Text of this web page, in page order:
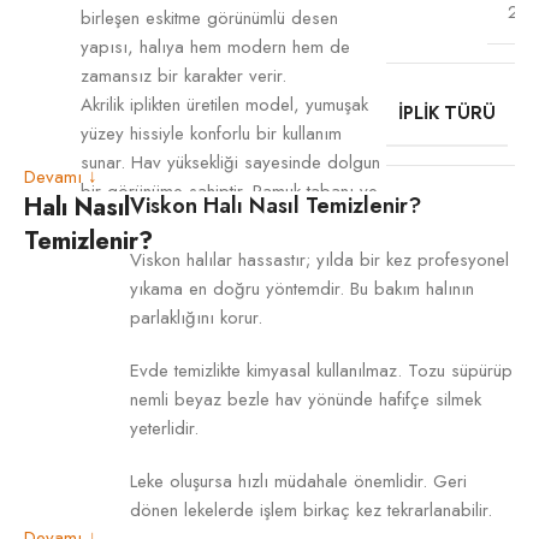
birleşen eskitme görünümlü desen
yapısı, halıya hem modern hem de
zamansız bir karakter verir.
Akrilik iplikten üretilen model, yumuşak
yüzey hissiyle konforlu bir kullanım
sunar. Hav yüksekliği sayesinde dolgun
bir görünüme sahiptir. Pamuk tabanı ve
düz saçak detayı, halının kullanım ve
dekorasyon açısından dengeli bir
yapıda olmasını sağlar.
Salon, oturma odası, yatak odası,
antre ve koridor gibi alanlarda
kullanılabilir. Romans Nita 1207,
özellikle gri, beyaz, krem ve antrasit
tonların hâkim olduğu dekorasyonlarda
oluşturur.
İPLIK TÜRÜ
TABAN
KULLANIM
Devamı ↓
Halı Nasıl
Temizlenir?
Viskon Halı Nasıl Temizlenir?
Viskon halılar hassastır; yılda bir kez profesyonel
yıkama en doğru yöntemdir. Bu bakım halının
parlaklığını korur.
Evde temizlikte kimyasal kullanılmaz. Tozu süpürüp
nemli beyaz bezle hav yönünde hafifçe silmek
yeterlidir.
Leke oluşursa hızlı müdahale önemlidir. Geri
dönen lekelerde işlem birkaç kez tekrarlanabilir.